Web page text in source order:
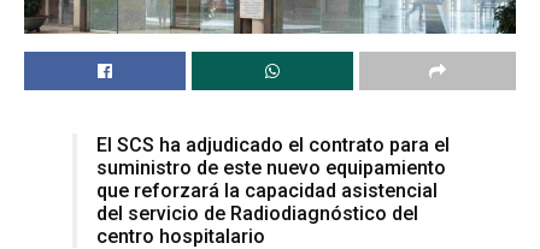
El SCS ha adjudicado el contrato para el
suministro de este nuevo equipamiento
que reforzará la capacidad asistencial
del servicio de Radiodiagnóstico del
centro hospitalario